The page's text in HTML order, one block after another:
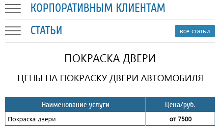
КОРПОРАТИВНЫМ КЛИЕНТАМ
СТАТЬИ
все статьи
ПОКРАСКА ДВЕРИ
ЦЕНЫ НА ПОКРАСКУ ДВЕРИ АВТОМОБИЛЯ
Наименование услуги Цена/руб.
Покраска двери от 7500